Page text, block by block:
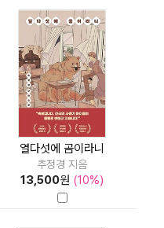
열다섯에 곰이라니
추정경 지음
13,500원 (10%)